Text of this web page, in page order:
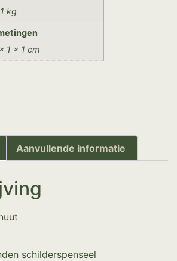
kg
1 × 1 cm
Aanvullende informatie
schilderspenseel